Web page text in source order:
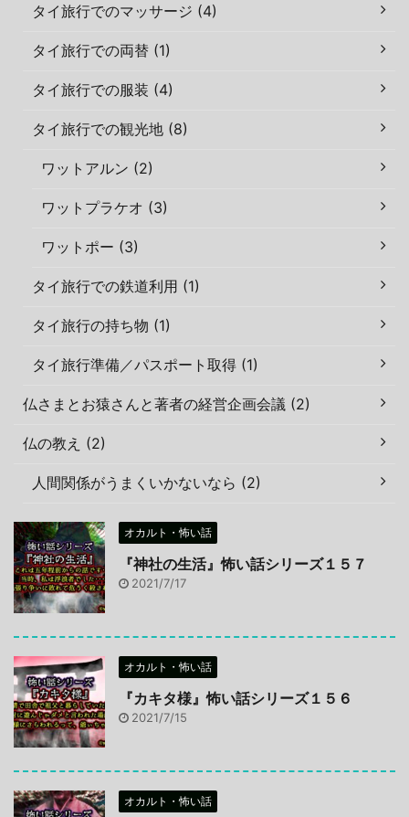
タイ旅行でのマッサージ (4)
タイ旅行での両替 (1)
タイ旅行での服装 (4)
タイ旅行での観光地 (8)
ワットアルン (2)
ワットプラケオ (3)
ワットポー (3)
タイ旅行での鉄道利用 (1)
タイ旅行の持ち物 (1)
タイ旅行準備／パスポート取得 (1)
仏さまとお猿さんと著者の経営企画会議 (2)
仏の教え (2)
人間関係がうまくいかないなら (2)
オカルト・怖い話
『神社の生活』怖い話シリーズ１５７
2021/7/17
オカルト・怖い話
『カキタ様』怖い話シリーズ１５６
2021/7/15
オカルト・怖い話